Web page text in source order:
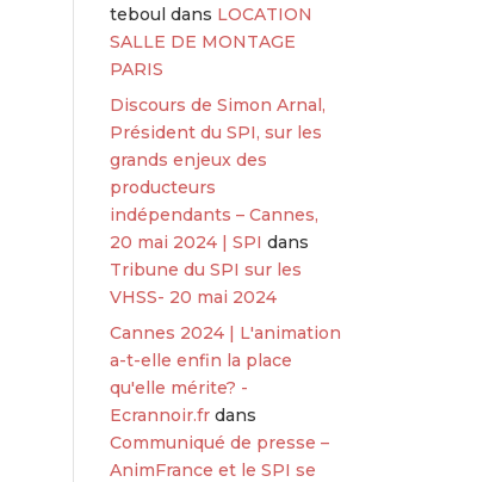
teboul dans LOCATION
SALLE DE MONTAGE
PARIS
Discours de Simon Arnal,
Président du SPI, sur les
grands enjeux des
producteurs
indépendants – Cannes,
20 mai 2024 | SPI dans
Tribune du SPI sur les
VHSS- 20 mai 2024
Cannes 2024 | L'animation
a-t-elle enfin la place
qu'elle mérite? -
Ecrannoir.fr dans
Communiqué de presse –
AnimFrance et le SPI se